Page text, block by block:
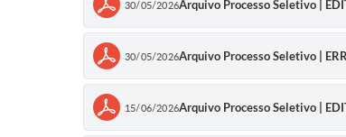
30/05/2026Arquivo Processo Seletivo |
30/05/2026Arquivo Processo Seletivo |
15/06/2026Arquivo Processo Seletivo |